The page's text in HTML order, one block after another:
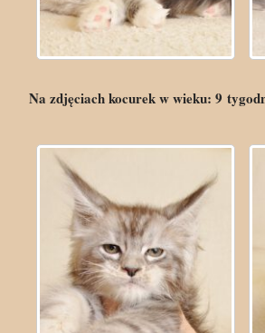
Na zdjęciach kocurek w wieku: 9